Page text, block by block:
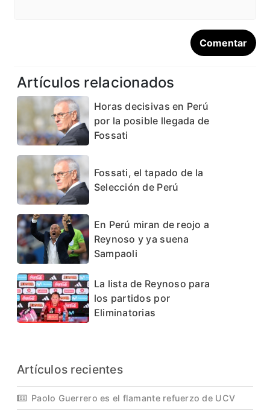
Artículos relacionados
Horas decisivas en Perú
por la posible llegada de
Fossati
Fossati, el tapado de la
Selección de Perú
En Perú miran de reojo a
Reynoso y ya suena
Sampaoli
La lista de Reynoso para
los partidos por
Eliminatorias
Artículos recientes
Paolo Guerrero es el flamante refuerzo de UCV